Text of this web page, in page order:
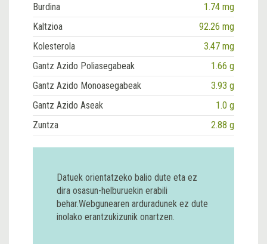
Burdina
1.74 mg
Kaltzioa
92.26 mg
Kolesterola
3.47 mg
Gantz Azido Poliasegabeak
1.66 g
Gantz Azido Monoasegabeak
3.93 g
Gantz Azido Aseak
1.0 g
Zuntza
2.88 g
Datuek orientatzeko balio dute eta ez
dira osasun-helburuekin erabili
behar.Webgunearen arduradunek ez dute
inolako erantzukizunik onartzen.